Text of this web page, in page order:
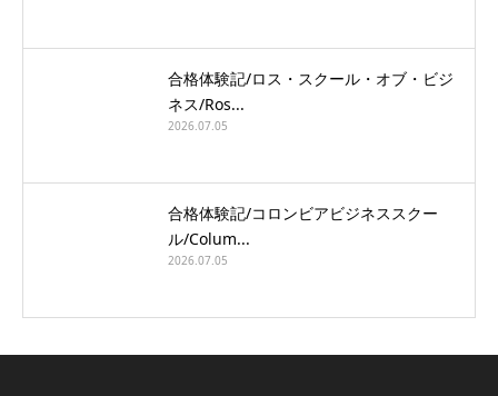
合格体験記/ロス・スクール・オブ・ビジ
ネス/Ros...
2026.07.05
合格体験記/コロンビアビジネススクー
ル/Colum...
2026.07.05